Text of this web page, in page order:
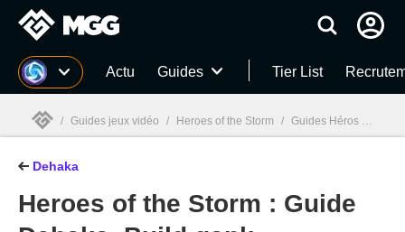
MGG Actu Guides Tier List
MGG
/ Guides jeux vidéo / Heroes of the Storm / Guides Héros HOTS
Dehaka
Heroes of the Storm : Guide